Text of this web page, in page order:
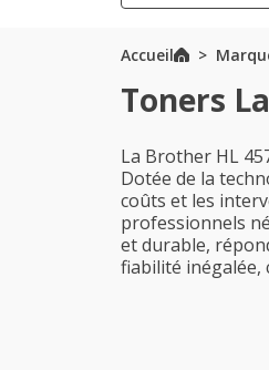
Accueil
Toners
La Brother HL
Dotée de la
coûts et les
professionnels
et durable,
fiabilité